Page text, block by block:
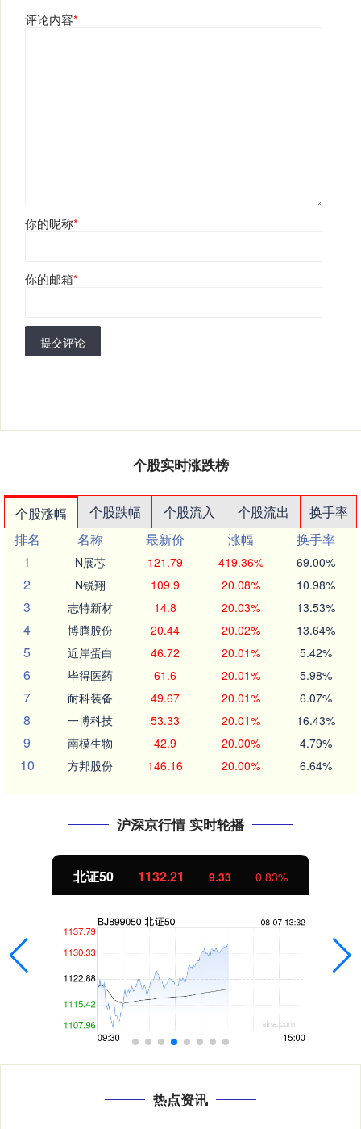
评论内容*
你的昵称*
你的邮箱*
提交评论
个股实时涨跌榜
个股涨幅 个股跌幅 个股流入 个股流出
换手率
排名
名称 最新价 涨幅
换手率
1
N展芯 121.79 419.36% 69.00%
2 N锐翔 109.9 20.08% 10.98%
3 志特新材 14.8 20.03% 13.53%
4 博腾股份 20.44 20.02% 13.64%
5 近岸蛋白 46.72 20.01% 5.42%
6 毕得医药 61.6 20.01% 5.98%
7 耐科装备 49.67 20.01% 6.07%
8 一博科技 53.33 20.01% 16.43%
9 南模生物 42.9 20.00% 4.79%
10 方邦股份 146.16 20.00% 6.64%
沪深京行情 实时轮播
北证50 1132.21 9.33 0.83%
热点资讯